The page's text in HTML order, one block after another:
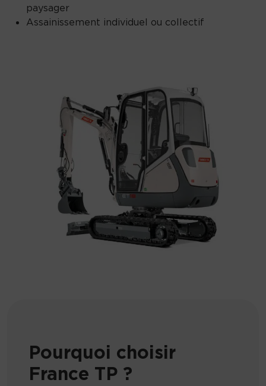
paysager
Assainissement individuel ou collectif
Pourquoi choisir
France TP ?